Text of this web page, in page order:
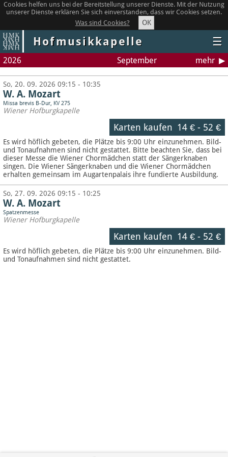
Cookies helfen uns bei der Bereitstellung unserer Dienste. Mit der Nutzung
unserer Dienste erklären Sie sich einverstanden, dass wir Cookies setzen.
Was sind Cookies?
OK
Hofmusikkapelle ☰
2026 September mehr
So, 20. 09. 2026 09:15 - 10:35
W. A. Mozart
Missa brevis B-Dur, KV 275
Wiener Hofburgkapelle
Karten kaufen 14 €- 52 €
Es wird höflich gebeten, die Plätze bis 9:00 Uhr einzunehmen. Bild-
und Tonaufnahmen sind nicht gestattet. Bitte beachten Sie, dass bei
dieser Messe die Wiener Chormädchen statt der Sängerknaben
singen. Die Wiener Sängerknaben und die Wiener Chormädchen
erhalten gemeinsam im Augartenpalais ihre fundierte Ausbildung.
So, 27. 09. 2026 09:15 - 10:25
W. A. Mozart
Spatzenmesse
Wiener Hofburgkapelle
Karten kaufen 14 €- 52 €
Es wird höflich gebeten, die Plätze bis 9:00 Uhr einzunehmen. Bild-
und Tonaufnahmen sind nicht gestattet.